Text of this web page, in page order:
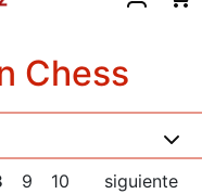
Chess
9 10 siguiente